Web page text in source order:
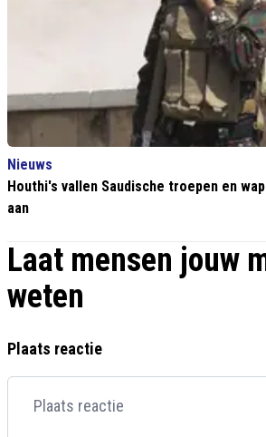
Nieuws
Houthi's vallen Saudische troepen en
aan
Laat mensen jouw
weten
Plaats reactie